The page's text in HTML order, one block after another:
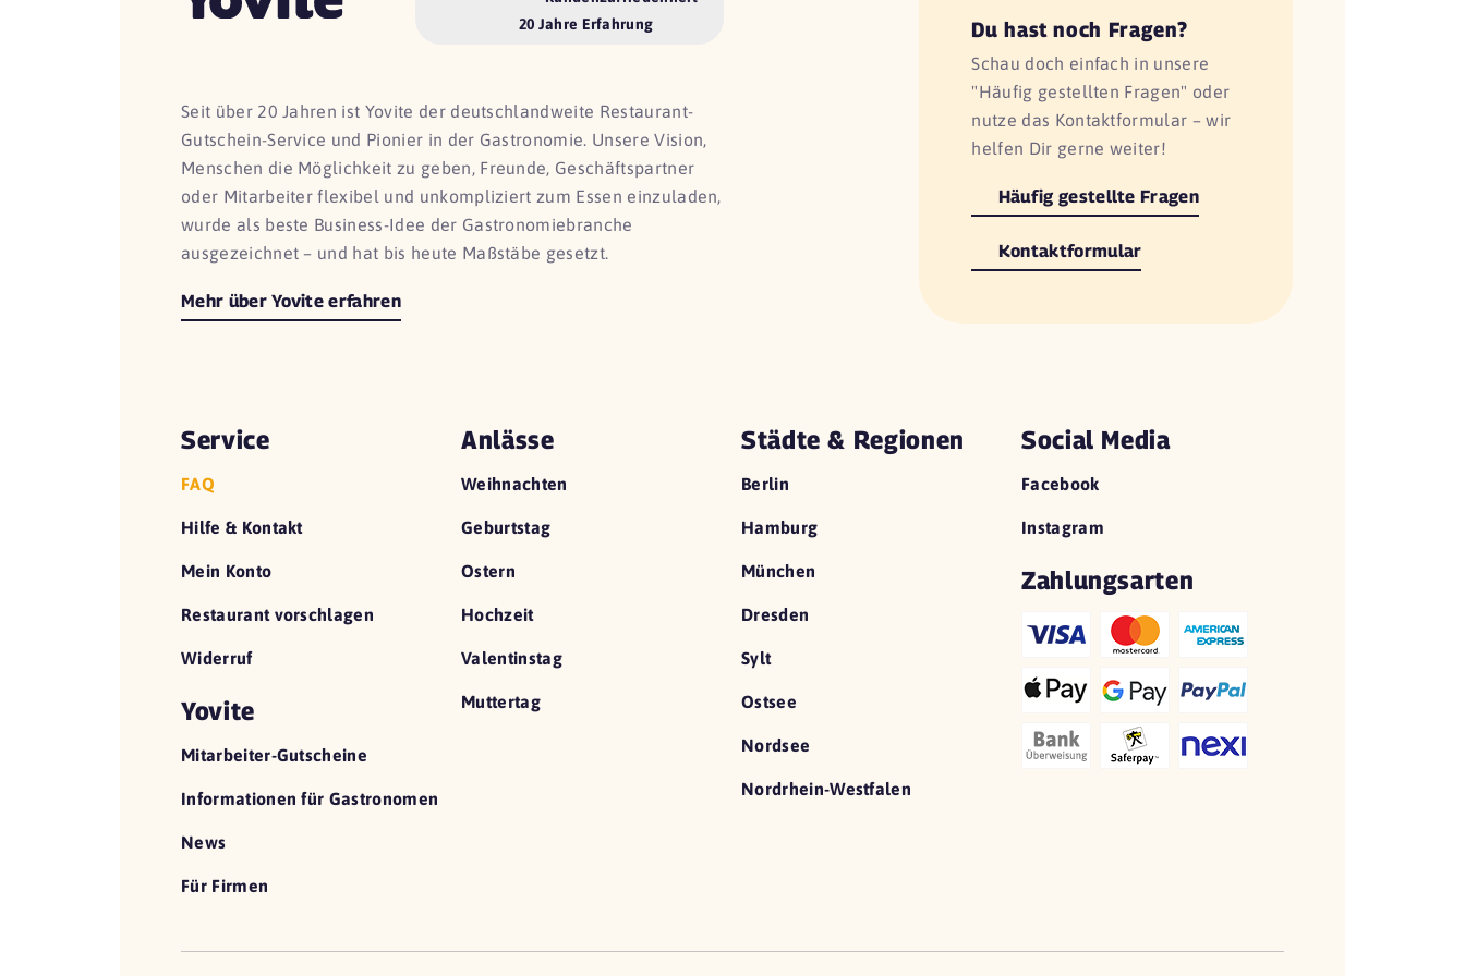
20 Jahre Erfahrung
Seit über 20 Jahren ist Yovite der deutschlandweite Restaurant-
Gutschein-Service und Pionier in der Gastronomie. Unsere Vision,
Menschen die Möglichkeit zu geben, Freunde, Geschäftspartner
oder Mitarbeiter flexibel und unkompliziert zum Essen einzuladen,
wurde als beste Business-Idee der Gastronomiebranche
ausgezeichnet – und hat bis heute Maßstäbe gesetzt.
Mehr über Yovite erfahren
Du hast noch Fragen?
Schau doch einfach in unsere
"Häufig gestellten Fragen" oder
nutze das Kontaktformular – wir
helfen Dir gerne weiter!
Häufig gestellte Fragen
Kontaktformular
Service
FAQ
Hilfe & Kontakt
Mein Konto
Restaurant vorschlagen
Widerruf
Yovite
Mitarbeiter-Gutscheine
Informationen für Gastronomen
News
Für Firmen
Anlässe
Weihnachten
Geburtstag
Ostern
Hochzeit
Valentinstag
Muttertag
Städte & Regionen
Berlin
Hamburg
München
Dresden
Sylt
Ostsee
Nordsee
Nordrhein-Westfalen
Social Media
Facebook
Instagram
Zahlungsarten